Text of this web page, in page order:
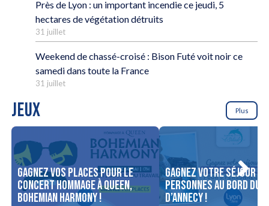
Près de Lyon : un important incendie ce jeudi, 5
hectares de végétation détruits
31 juillet
Weekend de chassé-croisé : Bison Futé voit noir ce
samedi dans toute la France
31 juillet
JEUX Plus
Gagnez vos places pour le
concert Hommage à Queen,
Bohemian Harmony !
Gagnez votre séjour
personnes au bord du
d’Annecy !